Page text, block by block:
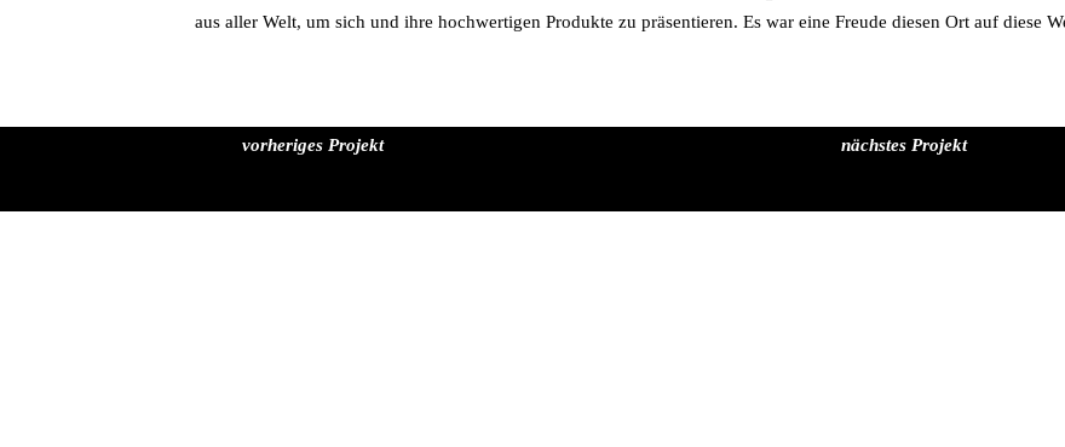
aus aller Welt, um sich und ihre hochwertigen Produkte zu präsentieren. Es war eine Freude diesen Ort auf diese
vorheriges Projekt nächstes Projekt